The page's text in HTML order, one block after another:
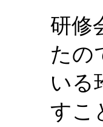
研修
たの
いる
すこ